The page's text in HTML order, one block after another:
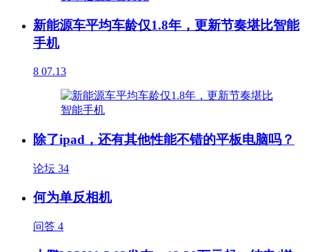
新能源车平均车龄仅1.8年，更新节奏堪比智能
手机
8 07.13
除了ipad，还有其他性能不错的平板电脑吗？
论坛 34
何为单反相机
问答 4